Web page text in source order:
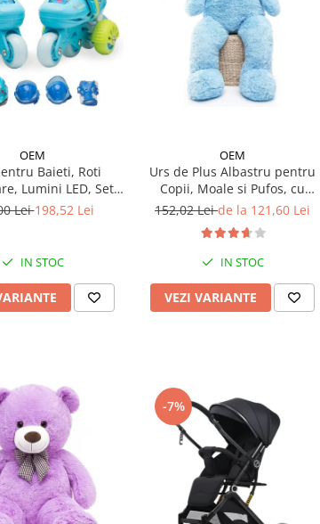
OEM
Baieti, Roti
Lumini LED, Set
Protectie
Lei198,52 Lei
IN STOC
OEM
Urs de Plus Albastru pentru
Copii, Moale si Pufos, cu
Fundita
152,02 Leide la 121,60 Lei
IN STOC
VEZI VARIANTE
-7%